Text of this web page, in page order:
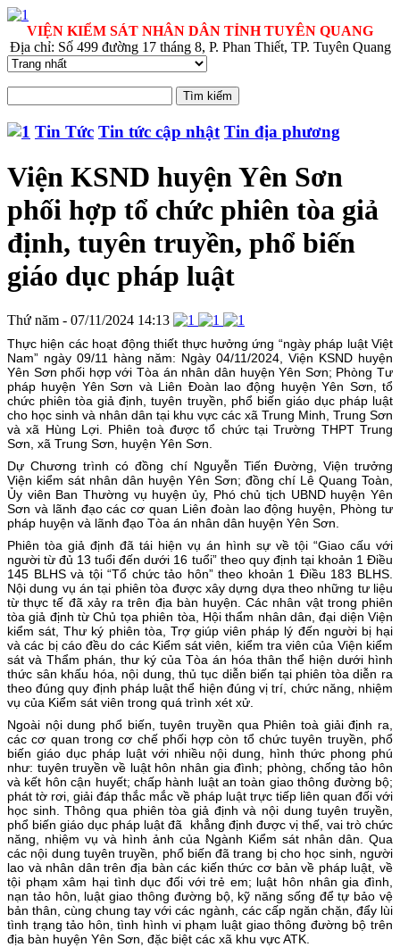
VIỆN KIỂM SÁT NHÂN DÂN TỈNH TUYÊN QUANG
Địa chỉ: Số 499 đường 17 tháng 8, P. Phan Thiết, TP. Tuyên Quang
Tin Tức Tin tức cập nhật Tin địa phương
Viện KSND huyện Yên Sơn
phối hợp tổ chức phiên tòa giả
định, tuyên truyền, phổ biến
giáo dục pháp luật
Thứ năm - 07/11/2024 14:13
Thực hiện các hoạt động thiết thực hưởng ứng “ngày pháp luật Việt
Nam” ngày 09/11 hàng năm: Ngày 04/11/2024, Viện KSND huyện
Yên Sơn phối hợp với Tòa án nhân dân huyện Yên Sơn; Phòng Tư
pháp huyện Yên Sơn và Liên Đoàn lao động huyện Yên Sơn, tổ
chức phiên tòa giả định, tuyên truyền, phổ biến giáo dục pháp luật
cho học sinh và nhân dân tại khu vực các xã Trung Minh, Trung Sơn
và xã Hùng Lợi. Phiên toà được tổ chức tại Trường THPT Trung
Sơn, xã Trung Sơn, huyện Yên Sơn.
Dự Chương trình có đồng chí Nguyễn Tiến Đường, Viện trưởng
Viện kiểm sát nhân dân huyện Yên Sơn; đồng chí Lê Quang Toàn,
Ủy viên Ban Thường vụ huyện ủy, Phó chủ tịch UBND huyện Yên
Sơn và lãnh đạo các cơ quan Liên đoàn lao động huyện, Phòng tư
pháp huyện và lãnh đạo Tòa án nhân dân huyện Yên Sơn.
Phiên tòa giả định đã tái hiện vụ án hình sự về tội “Giao cấu với
người từ đủ 13 tuổi đến dưới 16 tuổi” theo quy định tại khoản 1 Điều
145 BLHS và tội “Tổ chức tảo hôn” theo khoản 1 Điều 183 BLHS.
Nội dung vụ án tại phiên tòa được xây dựng dựa theo những tư liệu
từ thực tế đã xảy ra trên địa bàn huyện. Các nhân vật trong phiên
tòa giả định từ Chủ tọa phiên tòa, Hội thẩm nhân dân, đại diện Viện
kiểm sát, Thư ký phiên tòa, Trợ giúp viên pháp lý đến người bị hại
và các bị cáo đều do các Kiểm sát viên, kiểm tra viên của Viện kiểm
sát và Thẩm phán, thư ký của Tòa án hóa thân thể hiện dưới hình
thức sân khấu hóa, nội dung, thủ tục diễn biến tại phiên tòa diễn ra
theo đúng quy định pháp luật thể hiện đúng vị trí, chức năng, nhiệm
vụ của Kiểm sát viên trong quá trình xét xử.
Ngoài nội dung phổ biến, tuyên truyền qua Phiên toà giải định ra,
các cơ quan trong cơ chế phối hợp còn tổ chức tuyên truyền, phổ
biến giáo dục pháp luật với nhiều nội dung, hình thức phong phú
như: tuyên truyền về luật hôn nhân gia đình; phòng, chống tảo hôn
và kết hôn cận huyết; chấp hành luật an toàn giao thông đường bộ;
phát tờ rơi, giải đáp thắc mắc về pháp luật trực tiếp liên quan đối với
học sinh. Thông qua phiên tòa giả định và nội dung tuyên truyền,
phổ biến giáo dục pháp luật đã khẳng định được vị thế, vai trò chức
năng, nhiệm vụ và hình ảnh của Ngành Kiểm sát nhân dân. Qua
các nội dung tuyên truyền, phổ biến đã trang bị cho học sinh, người
lao và nhân dân trên địa bàn các kiến thức cơ bản về pháp luật, về
tội phạm xâm hại tình dục đối với trẻ em; luật hôn nhân gia đình,
nạn tảo hôn, luật giao thông đường bộ, kỹ năng sống để tự bảo vệ
bản thân, cùng chung tay với các ngành, các cấp ngăn chặn, đẩy lùi
tình trạng tảo hôn, tình hình vi phạm luật giao thông đường bộ trên
địa bàn huyện Yên Sơn, đặc biệt các xã khu vực ATK.